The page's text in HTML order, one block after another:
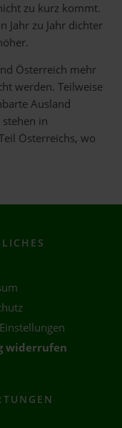
zu kurz kommt.
Jahr zu Jahr dichter
Österreich mehr
werden. Teilweise
Ausland
in
Österreichs, wo
widerrufen